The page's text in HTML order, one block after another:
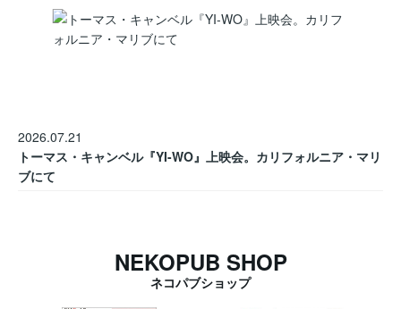
2026.07.21
トーマス・キャンベル『YI-WO』上映会。カリフォルニア・マリ
ブにて
NEKOPUB SHOP
ネコパブショップ